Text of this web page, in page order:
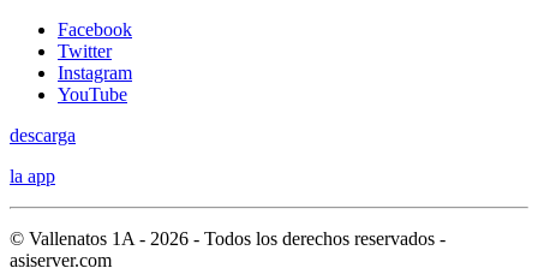
Facebook
Twitter
Instagram
YouTube
descarga
la app
© Vallenatos 1A - 2026 - Todos los derechos reservados -
asiserver.com